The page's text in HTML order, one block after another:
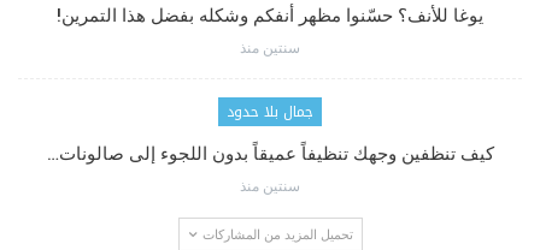
يوغا للأنف؟ حسّنوا مظهر أنفكم وشكله بفضل هذا التمرين!
سنتين منذ
جمال بلا حدود
كيف تنظفين وجهك تنظيفاً عميقاً بدون اللجوء إلى صالونات…
سنتين منذ
تحميل المزيد من المشاركات